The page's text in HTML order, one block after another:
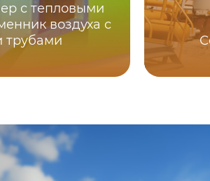
с тепловыми
воздуха с
трубами